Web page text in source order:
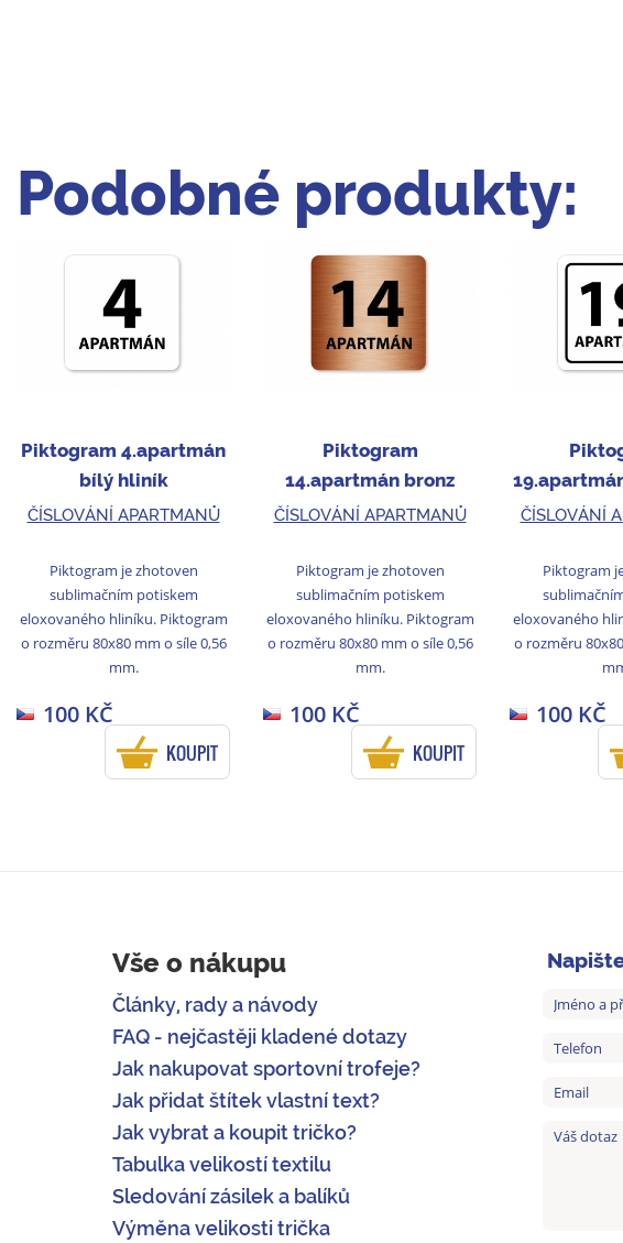
Podobné produkty:
Piktogram 4.apartmán
bílý hliník
ČÍSLOVÁNÍ APARTMANŮ
Piktogram je zhotoven
sublimačním potiskem
eloxovaného hliníku. Piktogram
o rozměru 80x80 mm o síle 0,56
mm.
100 KČ
KOUPIT
Piktogram
14.apartmán bronz
ČÍSLOVÁNÍ APARTMANŮ
Piktogram je zhotoven
sublimačním potiskem
eloxovaného hliníku. Piktogram
o rozměru 80x80 mm o síle 0,56
mm.
100 KČ
KOUPIT
ČÍSLOVÁNÍ
Piktogram
eloxovaného
o rozměru
100 KČ
Vše o nákupu
Články, rady a návody
FAQ - nejčastěji kladené dotazy
Jak nakupovat sportovní trofeje?
Jak přidat štítek vlastní text?
Jak vybrat a koupit tričko?
Tabulka velikostí textilu
Sledování zásilek a balíků
Výměna velikosti trička